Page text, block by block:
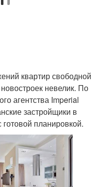
квартир свободной
невелик. По
агентства Imperial
застройщики в
планировкой.